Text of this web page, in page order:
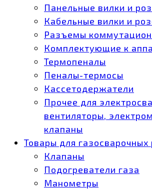
Панельные вилки и
Кабельные вилки и
Разъемы
Комплектующие к
Термопеналы
Пеналы-термосы
Кассетодержатели
Прочее для
вентиляторы,
клапаны
Товары для газосварочных
Клапаны
Подогреватели газа
Манометры